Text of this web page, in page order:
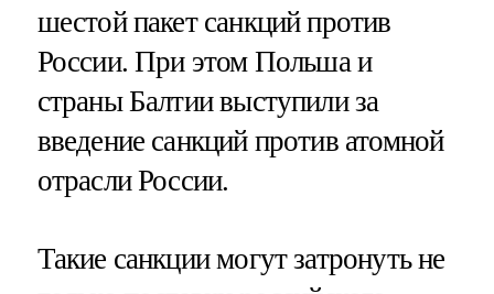
шестой пакет санкций против
России. При этом Польша и
страны Балтии выступили за
введение санкций против атомной
отрасли России.
Такие санкции могут затронуть не